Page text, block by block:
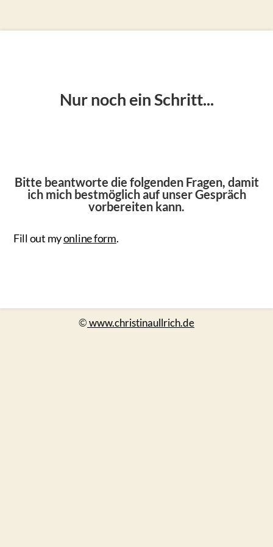
Nur noch ein Schritt...
Bitte beantworte die folgenden Fragen, damit
ich mich bestmöglich auf unser Gespräch
vorbereiten kann.
Fill out myonline form.
©www.christinaullrich.de